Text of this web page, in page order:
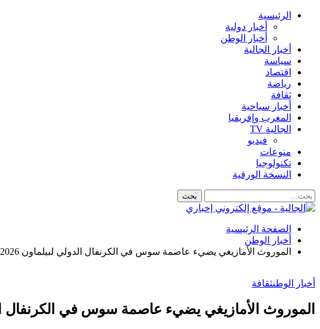
الرئيسية
أخبار دولية
أخبار الوطن
أخبار الجالية
سياسة
اقتصاد
رياضة
ثقافة
أخبار سياحية
المغرب وإفريقيا
الجالية TV
فيديو
منوعات
تكنولوجيا
النسخة الورقية
الصفحة الرئيسية
أخبار الوطن
الموروث الأمازيغي يضيء عاصمة سوس في الكرنفال الدولي لبيلماون 2026
أخبار الوطنثقافة
الموروث الأمازيغي يضيء عاصمة سوس في الكرنفال